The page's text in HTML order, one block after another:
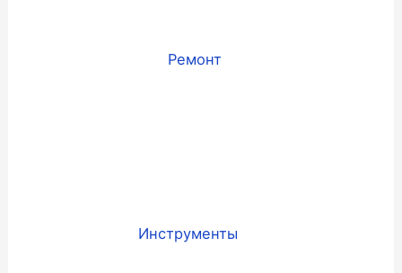
Ремонт
Инструменты